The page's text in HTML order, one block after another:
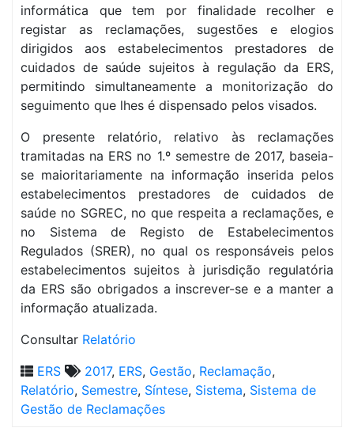
informática que tem por finalidade recolher e
registar as reclamações, sugestões e elogios
dirigidos aos estabelecimentos prestadores de
cuidados de saúde sujeitos à regulação da ERS,
permitindo simultaneamente a monitorização do
seguimento que lhes é dispensado pelos visados.
O presente relatório, relativo às reclamações
tramitadas na ERS no 1.º semestre de 2017, baseia-
se maioritariamente na informação inserida pelos
estabelecimentos prestadores de cuidados de
saúde no SGREC, no que respeita a reclamações, e
no Sistema de Registo de Estabelecimentos
Regulados (SRER), no qual os responsáveis pelos
estabelecimentos sujeitos à jurisdição regulatória
da ERS são obrigados a inscrever-se e a manter a
informação atualizada.
Consultar Relatório
ERS
2017, ERS, Gestão, Reclamação,
Relatório, Semestre, Síntese, Sistema, Sistema de
Gestão de Reclamações